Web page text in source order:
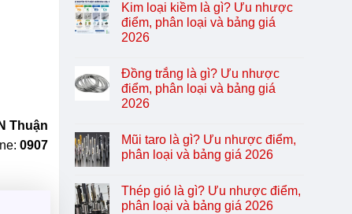
Thuận
0907
Kim loại kiềm là gì? Ưu nhược
điểm, phân loại và bảng giá
2026
Đồng trắng là gì? Ưu nhược
điểm, phân loại và bảng giá
2026
Mũi taro là gì? Ưu nhược điểm,
phân loại và bảng giá 2026
Thép gió là gì? Ưu nhược điểm,
phân loại và bảng giá 2026